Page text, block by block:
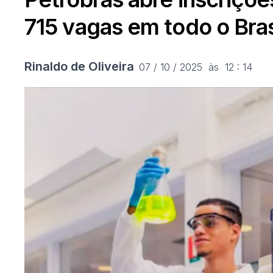
715 vagas em todo o
Rinaldo de Oliveira 07 / 10 / 2025  às  12 : 14